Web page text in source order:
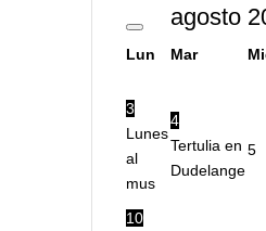
agosto
Lun Mar
3
Lunes
al
mus
4
Tertulia en
Dudelange
5
10